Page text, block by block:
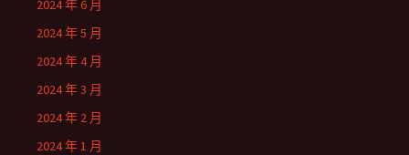
2024 年 6 月
2024 年 5 月
2024 年 4 月
2024 年 3 月
2024 年 2 月
2024 年 1 月